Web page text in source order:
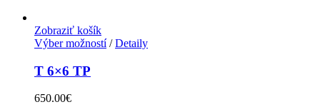
Zobraziť košík
Výber možností/ Detaily
T 6×6 TP
650.00€